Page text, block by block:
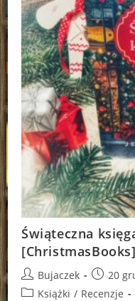
Świąteczna
[ChristmasBooks]
Post
author:
Bujaczek
Post20
PostKsiążki / Recenzje